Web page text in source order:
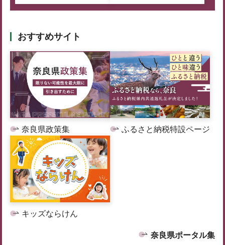
おすすめサイト
奈良県政策集 ふるさと納税特設ページ
キッズならけん
奈良県ポータル集